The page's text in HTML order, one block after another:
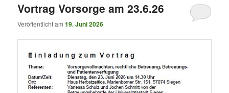
Vortrag Vorsorge am 23.6.26
Veröffentlicht am19. Juni 2026